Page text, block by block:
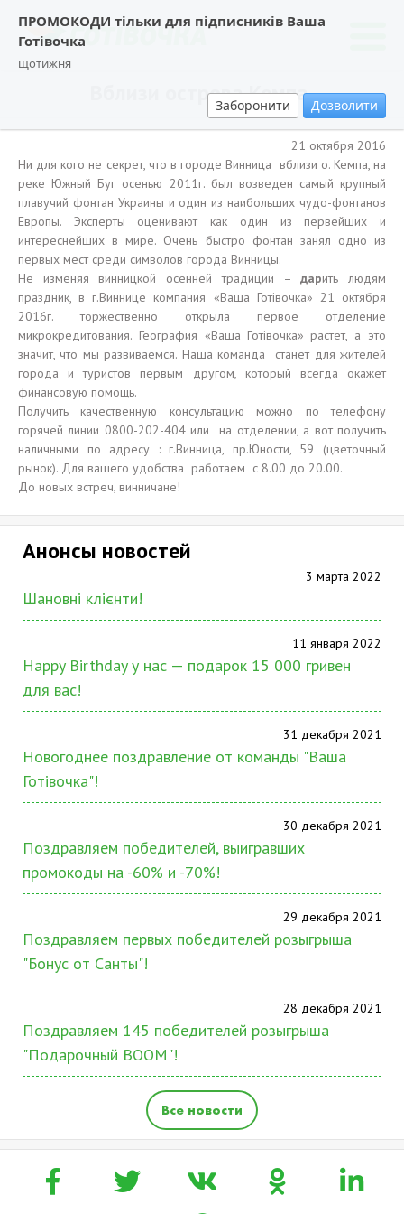
ПРОМОКОДИ тільки для підписників Ваша
Готівочка
щотижня
Заборонити Дозволити
Вблизи острова Кемпа.
21 октября 2016
Ни для кого не секрет, что в городе Винница вблизи о. Кемпа, на
реке Южный Буг осенью 2011г. был возведен самый крупный
плавучий фонтан Украины и один из наибольших чудо-фонтанов
Европы. Эксперты оценивают как один из первейших и
интереснейших в мире. Очень быстро фонтан занял одно из
первых мест среди символов города Винницы.
Не изменяя винницкой осенней традиции –дарить людям
праздник, в г.Виннице компания «Ваша Готівочка» 21 октября
2016г. торжественно открыла первое отделение
микрокредитования. География «Ваша Готівочка» растет, а это
значит, что мы развиваемся. Наша команда станет для жителей
города и туристов первым другом, который всегда окажет
финансовую помощь.
Получить качественную консультацию можно по телефону
горячей линии 0800-202-404 или на отделении, а вот получить
наличными по адресу : г.Винница, пр.Юности, 59 (цветочный
рынок). Для вашего удобства работаем с 8.00 до 20.00.
До новых встреч, винничане!
Анонсы новостей
3 марта 2022
Шановні клієнти!
11 января 2022
Happy Birthday у нас — подарок 15 000 гривен
для вас!
31 декабря 2021
Новогоднее поздравление от команды "Ваша
Готівочка"!
30 декабря 2021
Поздравляем победителей, выигравших
промокоды на -60% и -70%!
29 декабря 2021
Поздравляем первых победителей розыгрыша
"Бонус от Санты"!
28 декабря 2021
Поздравляем 145 победителей розыгрыша
"Подарочный BOOM"!
Все новости